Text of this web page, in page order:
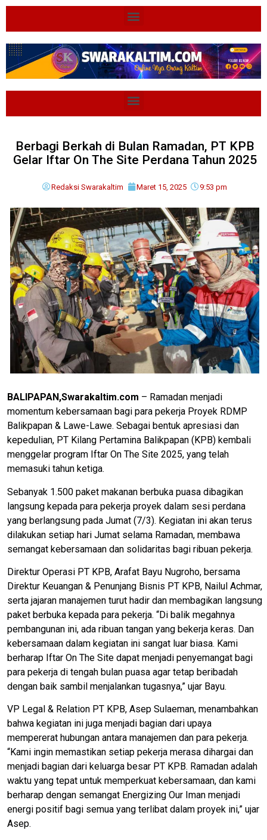
Berbagi Berkah di Bulan Ramadan, PT KPB
Gelar Iftar On The Site Perdana Tahun 2025
Redaksi Swarakaltim Maret 15, 2025 9:53 pm
BALIPAPAN,Swarakaltim.com – Ramadan menjadi
momentum kebersamaan bagi para pekerja Proyek RDMP
Balikpapan & Lawe-Lawe. Sebagai bentuk apresiasi dan
kepedulian, PT Kilang Pertamina Balikpapan (KPB) kembali
menggelar program Iftar On The Site 2025, yang telah
memasuki tahun ketiga.
Sebanyak 1.500 paket makanan berbuka puasa dibagikan
langsung kepada para pekerja proyek dalam sesi perdana
yang berlangsung pada Jumat (7/3). Kegiatan ini akan terus
dilakukan setiap hari Jumat selama Ramadan, membawa
semangat kebersamaan dan solidaritas bagi ribuan pekerja.
Direktur Operasi PT KPB, Arafat Bayu Nugroho, bersama
Direktur Keuangan & Penunjang Bisnis PT KPB, Nailul Achmar,
serta jajaran manajemen turut hadir dan membagikan langsung
paket berbuka kepada para pekerja. “Di balik megahnya
pembangunan ini, ada ribuan tangan yang bekerja keras. Dan
kebersamaan dalam kegiatan ini sangat luar biasa. Kami
berharap Iftar On The Site dapat menjadi penyemangat bagi
para pekerja di tengah bulan puasa agar tetap beribadah
dengan baik sambil menjalankan tugasnya,” ujar Bayu.
VP Legal & Relation PT KPB, Asep Sulaeman, menambahkan
bahwa kegiatan ini juga menjadi bagian dari upaya
mempererat hubungan antara manajemen dan para pekerja.
“Kami ingin memastikan setiap pekerja merasa dihargai dan
menjadi bagian dari keluarga besar PT KPB. Ramadan adalah
waktu yang tepat untuk memperkuat kebersamaan, dan kami
berharap dengan semangat Energizing Our Iman menjadi
energi positif bagi semua yang terlibat dalam proyek ini,” ujar
Asep.